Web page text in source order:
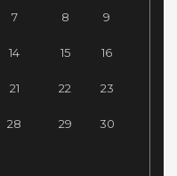
7 8 9
14 15 16
21 22 23
28 29 30